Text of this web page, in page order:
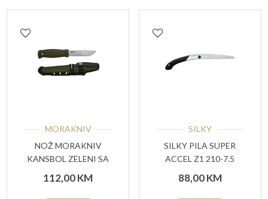
MORAKNIV
NOŽ MORAKNIV
KANSBOL ZELENI SA
MULTI-MONT (S)
112,00KM
SILKY
SILKY PILA SUPER
ACCEL Z1 210-7.5
88,00KM